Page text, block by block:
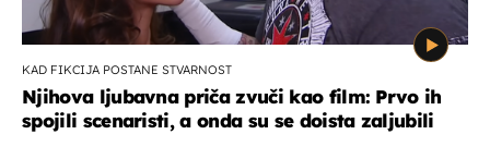
KAD FIKCIJA POSTANE STVARNOST
Njihova ljubavna priča zvuči kao film: Prvo ih
spojili scenaristi, a onda su se doista zaljubili